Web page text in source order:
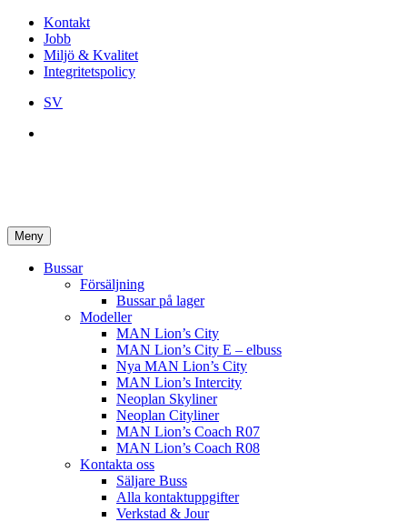
Kontakt
Jobb
Miljö & Kvalitet
Integritetspolicy
SV
Meny
Bussar
Försäljning
Bussar på lager
Modeller
MAN Lion’s City
MAN Lion’s City E – elbuss
Nya MAN Lion’s City
MAN Lion’s Intercity
Neoplan Skyliner
Neoplan Cityliner
MAN Lion’s Coach R07
MAN Lion’s Coach R08
Kontakta oss
Säljare Buss
Alla kontaktuppgifter
Verkstad & Jour